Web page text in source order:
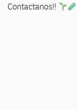
Contactanos!!